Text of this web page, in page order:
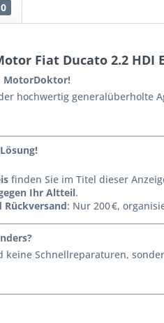
0
Fiat Ducato 2.2 HDI
MotorDoktor!
hochwertig generalüberholte
finden Sie im Titel dieser
Ihr Altteil.
: Nur 200 €,
keine Schnellreparaturen,